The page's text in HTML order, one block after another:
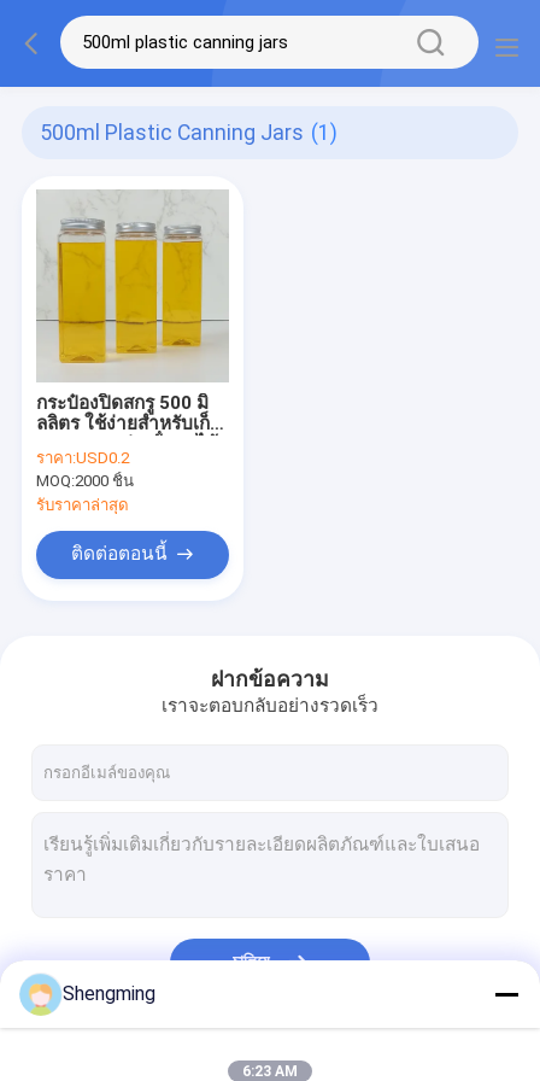
500ml Plastic Canning Jars (1)
กระป๋องปิดสกรู 500 มิ
ลลิตร ใช้ง่ายสําหรับเก็บ
น้ํา และเครื่องดื่ม
ราคา:USD0.2
MOQ:2000 ชิ้น
รับราคาล่าสุด
ติดต่อตอนนี้
ฝากข้อความ
เราจะตอบกลับอย่างรวดเร็ว
চালিয়ে
Shengming
6:23 AM